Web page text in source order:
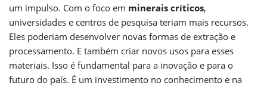
um impulso. Com o foco em minerais críticos,
universidades e centros de pesquisa teriam mais recursos.
Eles poderiam desenvolver novas formas de extração e
processamento. E também criar novos usos para esses
materiais. Isso é fundamental para a inovação e para o
futuro do país. É um investimento no conhecimento e na